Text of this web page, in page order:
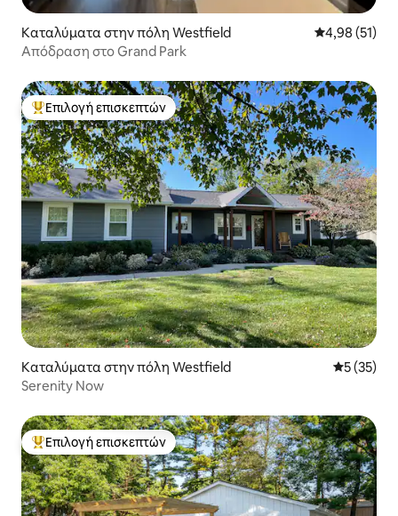
Καταλύματα στην πόλη Westfield Μέση
4,98 (51)
Απόδραση στο Grand Park
Κορυφαία επιλογή επισκεπτών
Επιλογή επισκεπτών
Καταλύματα στην πόλη Westfield Μέση
5 (35)
Serenity Now
Κορυφαία επιλογή επισκεπτών
Επιλογή επισκεπτών